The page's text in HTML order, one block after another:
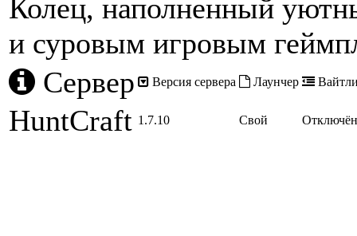
Колец, наполненный
и суровым игровым
Сервер
Версия сервера Лаунчер
HuntCraft 1.7.10 Свой Отключён